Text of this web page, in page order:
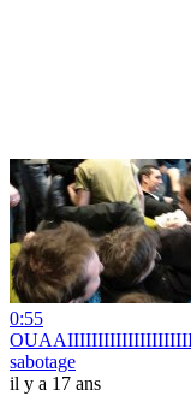
0:55
sabotage
il y a 17 ans